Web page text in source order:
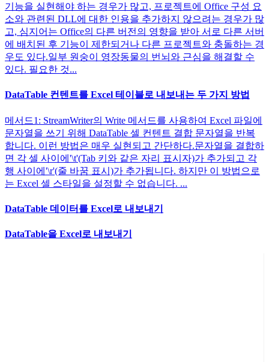
기능을 실현해야 하는 경우가 많고, 프로젝트에 Office 구성 요
소와 관련된 DLL에 대한 인용을 추가하지 않으려는 경우가 많
고, 심지어는 Office의 다른 버전의 영향을 받아 서로 다른 서버
에 배치된 후 기능이 제한되거나 다른 프로젝트와 충돌하는 경
우도 있다.일부 원숭이 영장동물의 번뇌와 근심을 해결할 수
있다. 필요한 것...
DataTable 컨텐트를 Excel 테이블로 내보내는 두 가지 방법
메서드1: StreamWriter의 Write 메서드를 사용하여 Excel 파일에
문자열을 쓰기 위해 DataTable 셀 컨텐트 결합 문자열을 반복
합니다. 이런 방법은 매우 실현되고 간단하다.문자열을 결합하
면 각 셀 사이에'\t'(Tab 키와 같은 자리 표시자)가 추가되고 각
행 사이에'\r'(줄 바꿈 표시)가 추가됩니다. 하지만 이 방법으로
는 Excel 셀 스타일을 설정할 수 없습니다. ...
DataTable 데이터를 Excel로 내보내기
DataTable을 Excel로 내보내기